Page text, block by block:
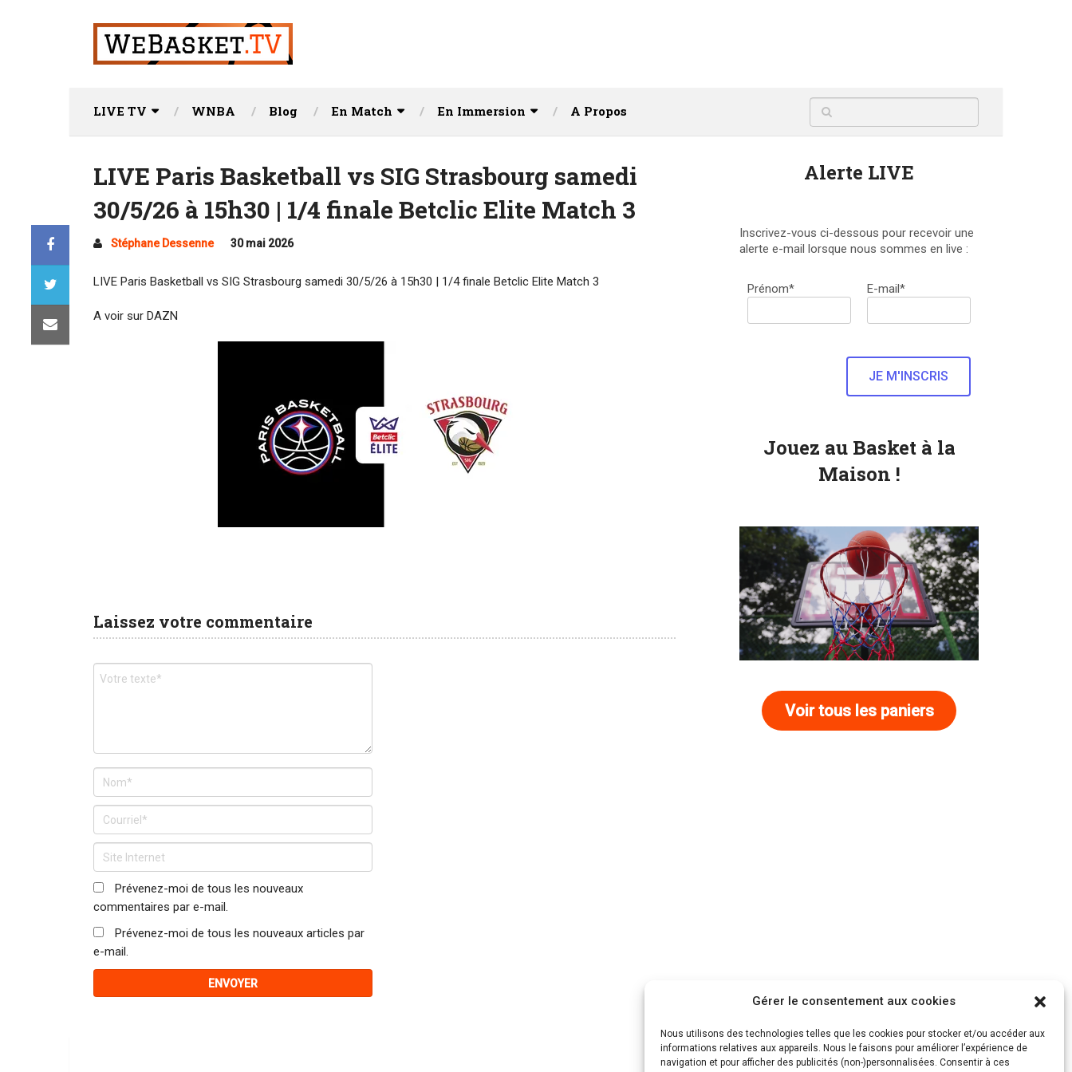
Gérer le consentement aux cookies
Nous utilisons des technologies telles que les cookies pour stocker et/ou accéder aux
informations relatives aux appareils. Nous le faisons pour améliorer l’expérience de
navigation et pour afficher des publicités (non-)personnalisées. Consentir à ces
LIVE TV WNBA Blog En Match En Immersion A Propos
LIVE Paris Basketball vs SIG Strasbourg samedi
30/5/26 à 15h30 | 1/4 finale Betclic Elite Match 3
Stéphane Dessenne 30 mai 2026
LIVE Paris Basketball vs SIG Strasbourg samedi 30/5/26 à 15h30 | 1/4 finale Betclic Elite Match 3
A voir sur DAZN
Laissez votre commentaire
Prévenez-moi de tous les nouveaux
commentaires par e-mail.
Prévenez-moi de tous les nouveaux articles par
e-mail.
Alerte LIVE
Inscrivez-vous ci-dessous pour recevoir une
alerte e-mail lorsque nous sommes en live :
Prénom* E-mail*
Jouez au Basket à la
Maison !
Voir tous les paniers